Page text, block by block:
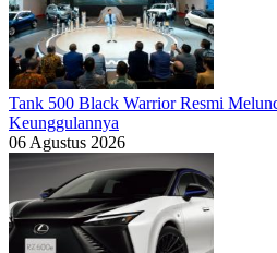
Tank 500 Black Warrior Resmi
Keunggulannya
06 Agustus 2026